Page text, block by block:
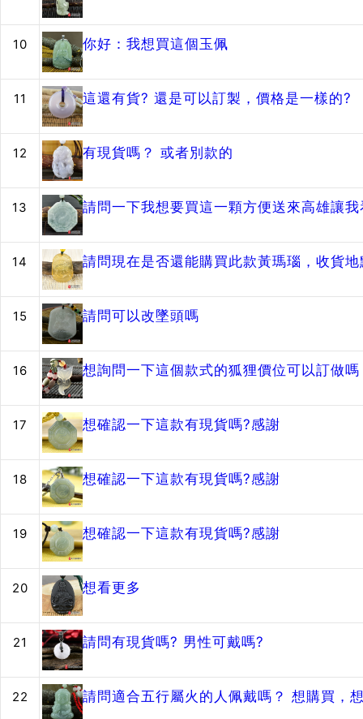
10 你好：我想買這個玉佩
11 這還有貨? 還是可以訂製，價格是一樣的?
12 有現貨嗎？ 或者別款的
13 請問一下我想要買這一顆方便送來高雄讓
14 請問現在是否還能購買此款黃瑪瑙，收貨
15 請問可以改墜頭嗎
16 想詢問一下這個款式的狐狸價位可以訂做
17 想確認一下這款有現貨嗎?感謝
18 想確認一下這款有現貨嗎?感謝
19 想確認一下這款有現貨嗎?感謝
20 想看更多
21 請問有現貨嗎? 男性可戴嗎?
22 請問適合五行屬火的人佩戴嗎？ 想購買，